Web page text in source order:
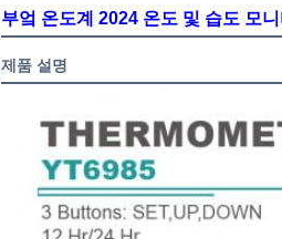
부엌 온도계 2024 온도 및 습도 모
제품 설명